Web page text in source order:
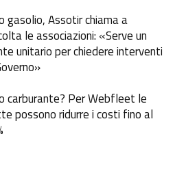
gasolio, Assotir chiama a
le associazioni: «Serve un
unitario per chiedere interventi
carburante? Per Webfleet le
possono ridurre i costi fino al